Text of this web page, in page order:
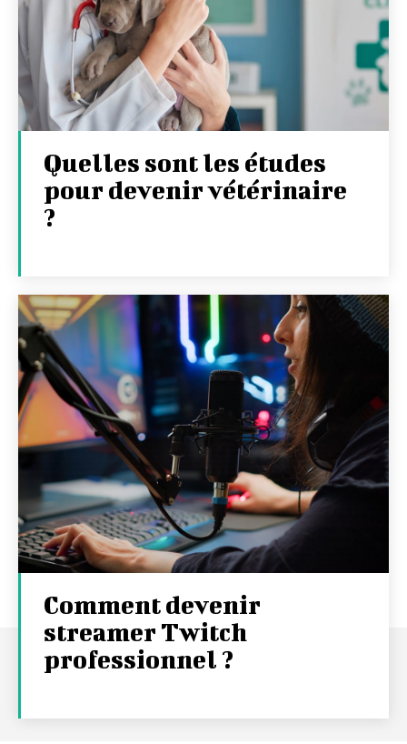
Quelles sont les études
pour devenir vétérinaire
?
Comment devenir
streamer Twitch
professionnel ?